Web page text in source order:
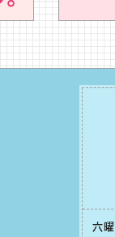
六曜